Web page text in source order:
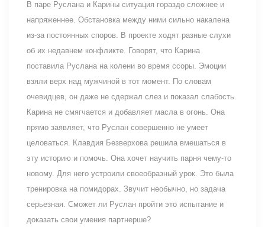
В паре Руслана и Карины ситуация гораздо сложнее и
напряженнее. Обстановка между ними сильно накалена
из-за постоянных споров. В проекте ходят разные слухи
об их недавнем конфликте. Говорят, что Карина
поставила Руслана на колени во время ссоры. Эмоции
взяли верх над мужчиной в тот момент. По словам
очевидцев, он даже не сдержал слез и показал слабость.
Карина не смягчается и добавляет масла в огонь. Она
прямо заявляет, что Руслан совершенно не умеет
целоваться. Клавдия Безверхова решила вмешаться в
эту историю и помочь. Она хочет научить парня чему-то
новому. Для него устроили своеобразный урок. Это была
тренировка на помидорах. Звучит необычно, но задача
серьезная. Сможет ли Руслан пройти это испытание и
доказать свои умения партнерше?